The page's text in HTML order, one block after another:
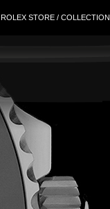
ROLEX STORE / COLLECTION